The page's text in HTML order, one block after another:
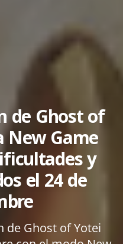
de Ghost of
New Game
y
el 24 de
de Ghost of Yotei